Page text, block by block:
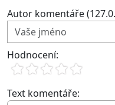
Autor komentáře
Hodnocení:
Text komentáře: